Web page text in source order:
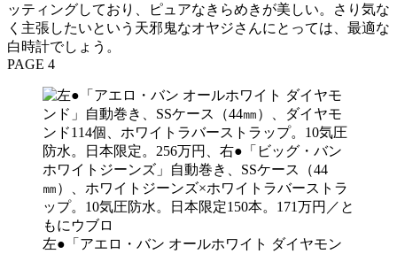
ッティングしており、ピュアなきらめきが美しい。さり気な
く主張したいという天邪鬼なオヤジさんにとっては、最適な
白時計でしょう。
PAGE 4
左●「アエロ・バン オールホワイト ダイヤモン